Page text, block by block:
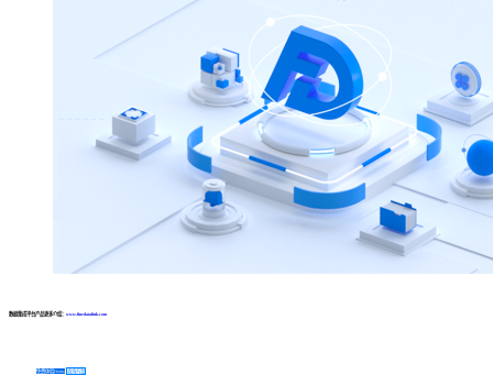
数据集成平台产品更多介绍： www.finedatalink.com
免费体验Demo 咨询方案